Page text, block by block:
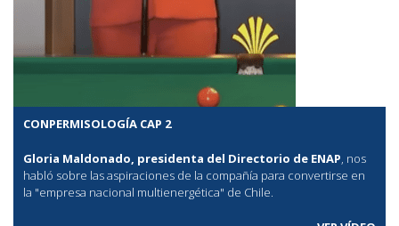
CONPERMISOLOGÍA CAP 2
Gloria Maldonado, presidenta del Directorio de ENAP , nos
habló sobre las aspiraciones de la compañía para convertirse en
la "empresa nacional multienergética" de Chile.